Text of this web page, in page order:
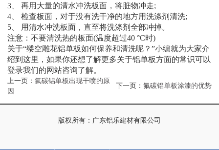
1 2 3
3、 再用大量的清水冲洗板面，将脏物冲走;
4、 检查板面，对于没有洗干净的地方用洗涤剂清洗;
5、 用清水冲洗板面，直至将洗涤剂全部冲掉。
注意：不要清洗热的板面(温度超过40 °C时)
关于“缕空雕花铝单板如何保养和清洗呢？”小编就为大家介
绍到这里，如果你还想了解更多关于铝单板方面的常识可以
登录我们的网站咨询了解。
上一页： 氟碳铝单板出现干喷的原
因
下一页： 氟碳铝单板涂漆的优势
版权所有：广东铝乐建材有限公司